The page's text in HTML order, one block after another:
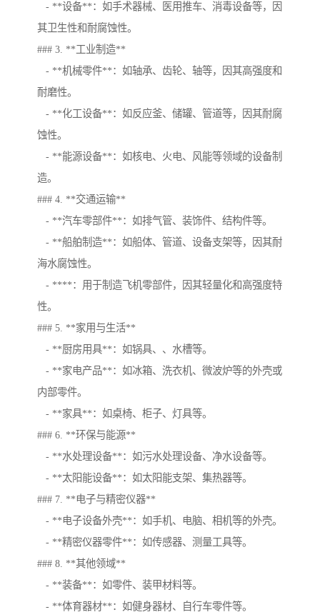
- **设备**：如手术器械、医用推车、消毒设备等，因
其卫生性和耐腐蚀性。
### 3. **工业制造**
- **机械零件**：如轴承、齿轮、轴等，因其高强度和
耐磨性。
- **化工设备**：如反应釜、储罐、管道等，因其耐腐
蚀性。
- **能源设备**：如核电、火电、风能等领域的设备制
造。
### 4. **交通运输**
- **汽车零部件**：如排气管、装饰件、结构件等。
- **船舶制造**：如船体、管道、设备支架等，因其耐
海水腐蚀性。
- ****：用于制造飞机零部件，因其轻量化和高强度特
性。
### 5. **家用与生活**
- **厨房用具**：如锅具、、水槽等。
- **家电产品**：如冰箱、洗衣机、微波炉等的外壳或
内部零件。
- **家具**：如桌椅、柜子、灯具等。
### 6. **环保与能源**
- **水处理设备**：如污水处理设备、净水设备等。
- **太阳能设备**：如太阳能支架、集热器等。
### 7. **电子与精密仪器**
- **电子设备外壳**：如手机、电脑、相机等的外壳。
- **精密仪器零件**：如传感器、测量工具等。
### 8. **其他领域**
- **装备**：如零件、装甲材料等。
- **体育器材**：如健身器材、自行车零件等。